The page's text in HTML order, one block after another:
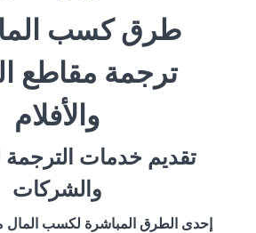
طرق كسب
ترجمة مقاطع
والأفلام
والشركات
إحدى الطرق المباشرة لكسب